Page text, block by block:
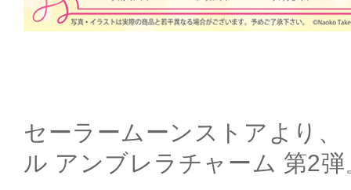
セーラームーンストアより
ル アンブレラチャーム 第2